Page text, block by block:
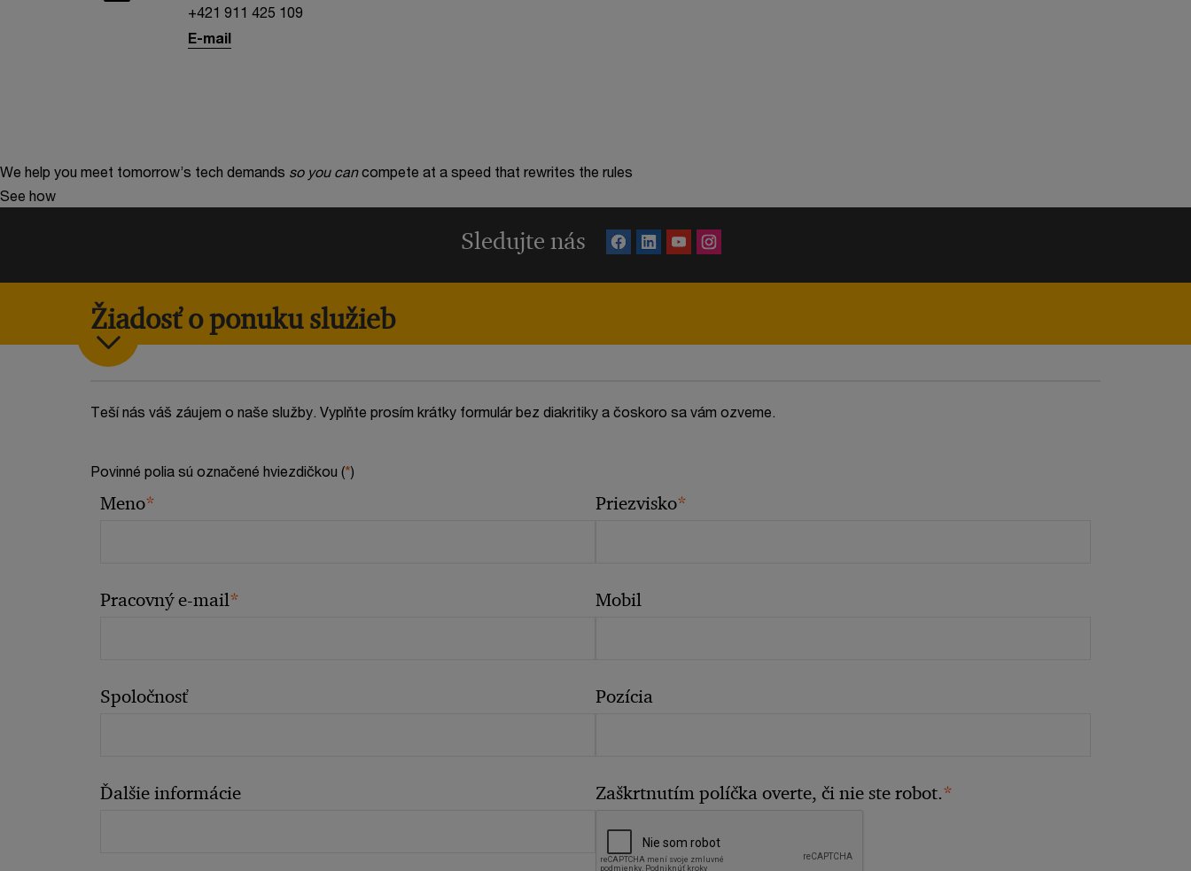
+421 911 425 109
E-mail
We help you meet tomorrow’s tech demands so you can compete at a speed that rewrites the rules
See how
Sledujte nás
Žiadosť o ponuku služieb
Teší nás váš záujem o naše služby. Vyplňte prosím krátky formulár bez diakritiky a čoskoro sa vám ozveme.
Povinné polia sú označené hviezdičkou (*)
Meno* Priezvisko*
Pracovný e-mail* Mobil
Spoločnosť Pozícia
Ďalšie informácie Zaškrtnutím políčka overte, či nie ste robot.*